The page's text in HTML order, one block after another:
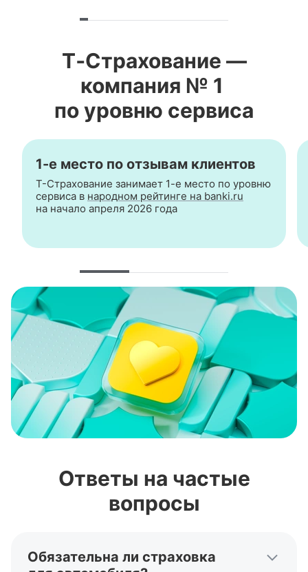
Т‑Страхование —
компания № 1
по уровню сервиса
1-е место по отзывам клиентов
Т-Страхование занимает 1-е место по уровню
сервиса в народном рейтинге на banki.ru
на начало апреля 2026 года
Ответы на частые
вопросы
Обязательна ли страховка